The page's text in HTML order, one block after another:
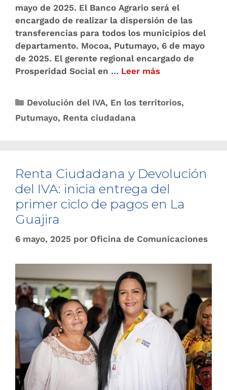
mayo de 2025. El Banco Agrario será el
encargado de realizar la dispersión de las
transferencias para todos los municipios del
departamento. Mocoa, Putumayo, 6 de mayo
de 2025. El gerente regional encargado de
Prosperidad Social en … Leer más
Devolución del IVA, En los territorios,
Putumayo, Renta ciudadana
Renta Ciudadana y Devolución
del IVA: inicia entrega del
primer ciclo de pagos en La
Guajira
6 mayo, 2025 por Oficina de Comunicaciones